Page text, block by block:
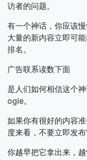
访者的问题。
有一个神话，你应该
大量的新内容立即可
排名。
广告联系读数下面
是人们如何相信这个
ogle。
如果你有很好的内容
度来看，不要立即发布
你越早把它拿出来，